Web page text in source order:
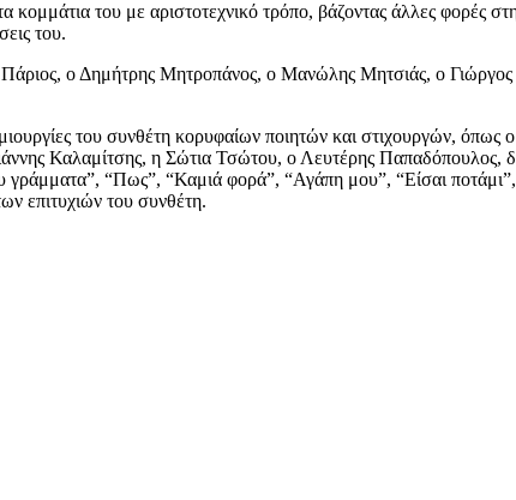
του με αριστοτεχνικό τρόπο, βάζοντας άλλες φορές
του.
Πάριος, ο Δημήτρης Μητροπάνος, ο Μανώλης Μητσιάς, ο
του συνθέτη κορυφαίων ποιητών και στιχουργών,
Καλαμίτσης, η Σώτια Τσώτου, ο Λευτέρης Παπαδόπουλος,
“Πως”, “Καμιά φορά”, “Αγάπη μου”, “Είσαι
επιτυχιών του συνθέτη.